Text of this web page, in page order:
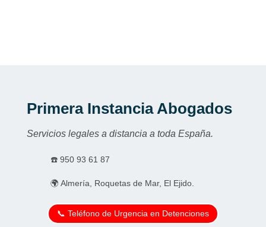
Primera Instancia Abogados
Servicios legales a distancia a toda España.
☎️ 950 93 61 87
🌍 Almería, Roquetas de Mar, El Ejido.
📞 Teléfono de Urgencia en Detenciones